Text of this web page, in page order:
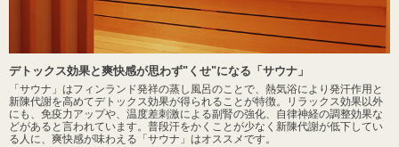
デトックス効果と爽快感が思わず"くせ"になる「サウナ」
「サウナ」はフィンランド発祥の蒸し風呂のことで、熱気浴により発汗作用と
新陳代謝を高めてデトックス効果が得られることが特徴。リラックス効果以外
にも、免疫力アップや、温度差刺激による副腎の強化、自律神経の調整効果な
どがあると言われています。普段汗をかくことが少なく新陳代謝が低下してい
る人に、爽快感が味わえる「サウナ」はオススメです。